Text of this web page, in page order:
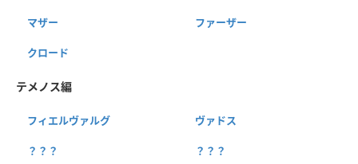
マザー ファーザー
クロード
テメノス編
フィエルヴァルグ ヴァドス
？？？ ？？？